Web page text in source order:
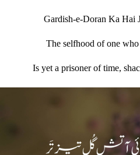
Gardish-e-Doran Ka Hai
The selfhood of one
Is yet a prisoner of time,